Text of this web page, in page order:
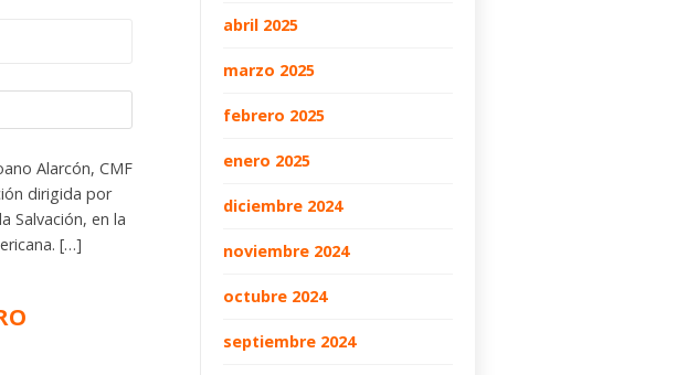
Alarcón, CMF
dirigida por
Salvación, en la
[…]
abril 2025
marzo 2025
febrero 2025
enero 2025
diciembre 2024
noviembre 2024
octubre 2024
septiembre 2024